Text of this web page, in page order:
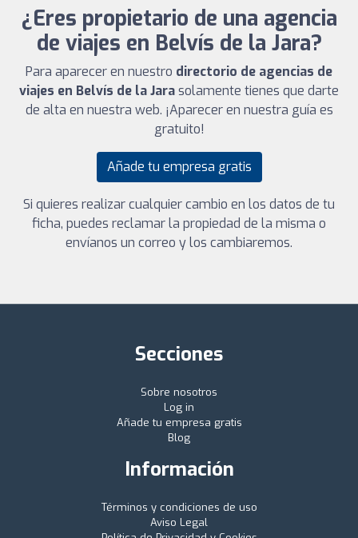
¿Eres propietario de una agencia
de viajes en Belvís de la Jara?
Para aparecer en nuestro directorio de agencias de
viajes en Belvís de la Jarasolamente tienes que darte
de alta en nuestra web. ¡Aparecer en nuestra guía es
gratuito!
Añade tu empresa gratis
Si quieres realizar cualquier cambio en los datos de tu
ficha, puedes reclamar la propiedad de la misma o
envíanos un correo y los cambiaremos.
Secciones
Sobre nosotros
Log in
Añade tu empresa gratis
Blog
Información
Términos y condiciones de uso
Aviso Legal